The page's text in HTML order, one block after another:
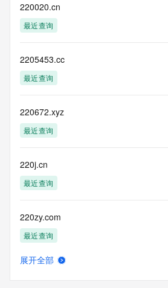
220020.cn
最近查询
2205453.cc
最近查询
220672.xyz
最近查询
220j.cn
最近查询
220zy.com
最近查询
展开全部